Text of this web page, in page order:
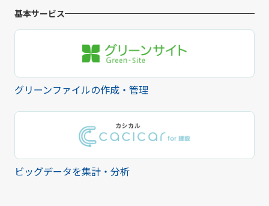
基本サービス
グリーンファイルの作成・管理
ビッグデータを集計・分析